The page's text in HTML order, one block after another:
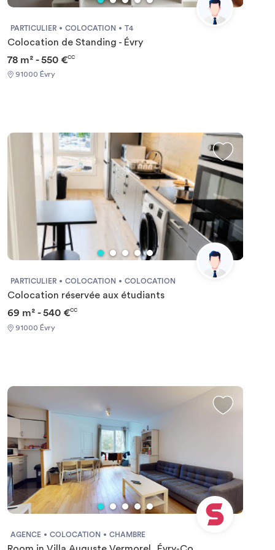
PARTICULIER COLOCATION T4
Colocation de Standing - Évry
78 m² - 550 €CC
91000 Évry
PARTICULIER COLOCATION COLOCATION
Colocation réservée aux étudiants
69 m² - 540 €CC
91000 Évry
AGENCE COLOCATION CHAMBRE